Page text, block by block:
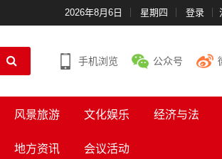
2026年8月6日 星期四 登录
手机浏览 公众号
风景旅游 文化娱乐 经济与法
地方资讯 会议活动